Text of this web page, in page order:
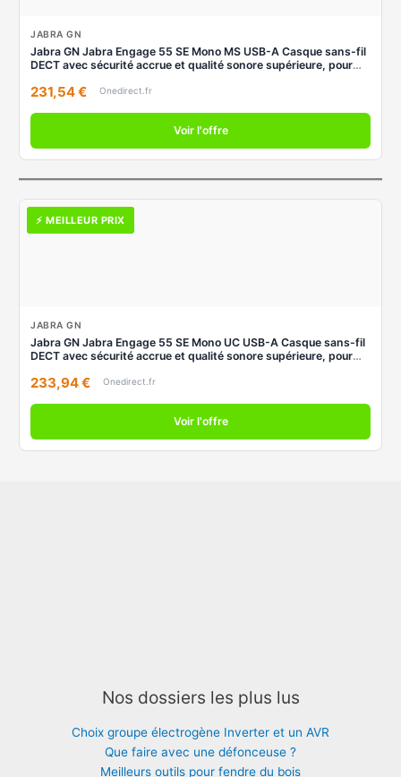
JABRA GN
Jabra GN Jabra Engage 55 SE Mono MS USB-A Casque sans-fil
DECT avec sécurité accrue et qualité sonore supérieure, pour
231,54 € Onedirect.fr
Voir l'offre
⚡ MEILLEUR PRIX
JABRA GN
Jabra GN Jabra Engage 55 SE Mono UC USB-A Casque sans-fil
DECT avec sécurité accrue et qualité sonore supérieure, pour
233,94 € Onedirect.fr
Voir l'offre
Nos dossiers les plus lus
Choix groupe électrogène Inverter et un AVR
Que faire avec une défonceuse ?
Meilleurs outils pour fendre du bois